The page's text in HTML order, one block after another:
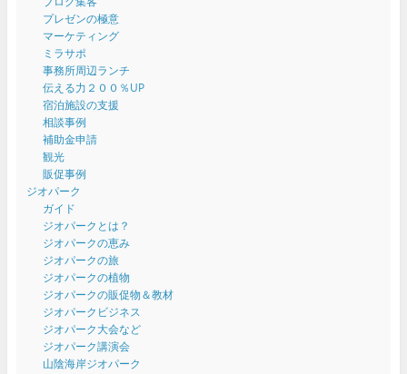
プレゼンの極意
マーケティング
ミラサポ
事務所周辺ランチ
伝える力２００％UP
宿泊施設の支援
相談事例
補助金申請
観光
販促事例
ジオパーク
ガイド
ジオパークとは？
ジオパークの恵み
ジオパークの旅
ジオパークの植物
ジオパークの販促物＆教材
ジオパークビジネス
ジオパーク大会など
ジオパーク講演会
山陰海岸ジオパーク